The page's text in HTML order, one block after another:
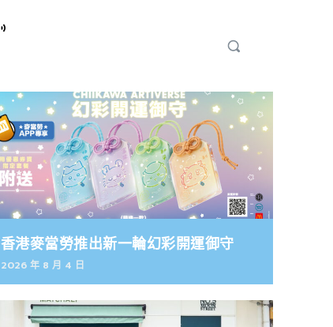
香港麥當勞推出新一輪幻彩開運御守
2026 年 8 月 4 日